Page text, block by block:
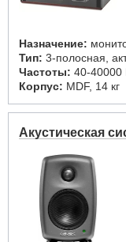
Назначение:
Тип: 3-полосная,
Частоты: 40-40000
Корпус: MDF, 14 кг
Акустическая